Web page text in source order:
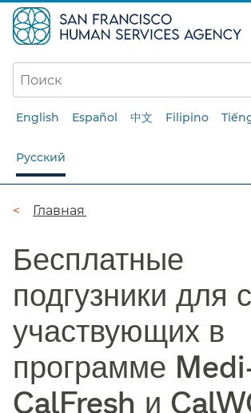
к
основному
English Español 中文 Filipino
Русский
Цепочка
Главная​​
Бесплатные
подгузники для
участвующих в
программе
CalFresh и